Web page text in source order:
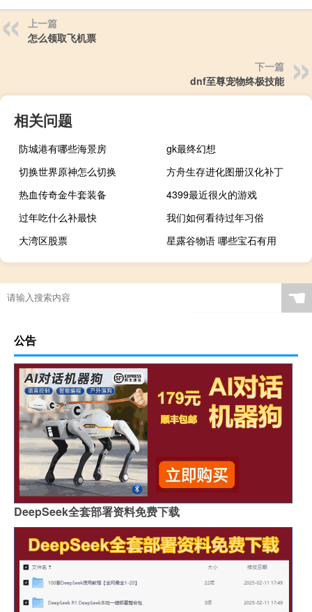
上一篇
怎么领取飞机票
下一篇
dnf至尊宠物终极技能
相关问题
防城港有哪些海景房
gk最终幻想
切换世界原神怎么切换
方舟生存进化图册汉化补丁
热血传奇金牛套装备
4399最近很火的游戏
过年吃什么补最快
我们如何看待过年习俗
大湾区股票
星露谷物语 哪些宝石有用
☚
公告
DeepSeek全套部署资料免费下载